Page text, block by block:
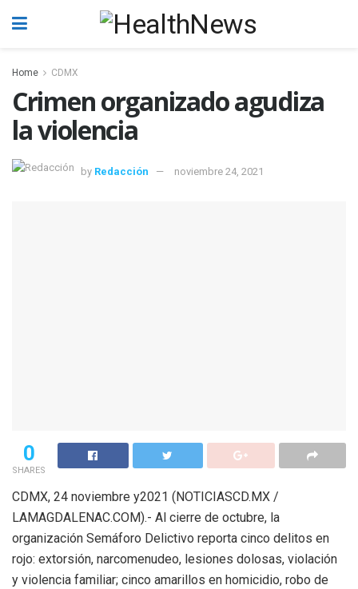
Home CDMX
Crimen organizado agudiza
la violencia
by Redacción noviembre 24, 2021
0
SHARES
CDMX, 24 noviembre y2021 (NOTICIASCD.MX /
LAMAGDALENAC.COM).- Al cierre de octubre, la
organización Semáforo Delictivo reporta cinco delitos en
rojo: extorsión, narcomenudeo, lesiones dolosas, violación
y violencia familiar; cinco amarillos en homicidio, robo de